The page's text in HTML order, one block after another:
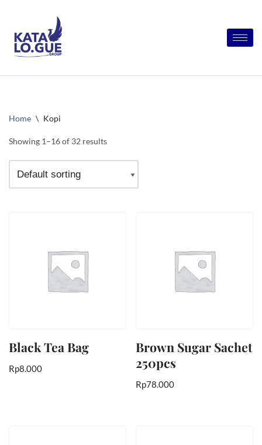
Skip
to
content
Home \ Kopi
Showing 1–16 of 32 results
Black Tea Bag
Rp8.000
Brown Sugar Sachet
250pcs
Rp78.000